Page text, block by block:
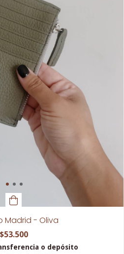
Madrid - Oliva
$53.500
o depósito